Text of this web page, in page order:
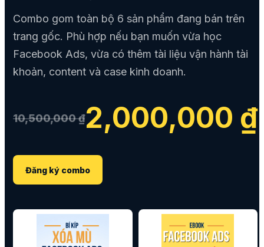
Combo gom toàn bộ 6 sản phẩm đang bán trên
trang gốc. Phù hợp nếu bạn muốn vừa học
Facebook Ads, vừa có thêm tài liệu vận hành tài
khoản, content và case kinh doanh.
10,500,000 ₫2,000,000 ₫
Đăng ký combo